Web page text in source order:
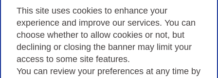
This site uses cookies to enhance your
experience and improve our services. You can
choose whether to allow cookies or not, but
declining or closing the banner may limit your
access to some site features.
You can review your preferences at any time by
Privacy
Privacy Policy
Cookies Policy